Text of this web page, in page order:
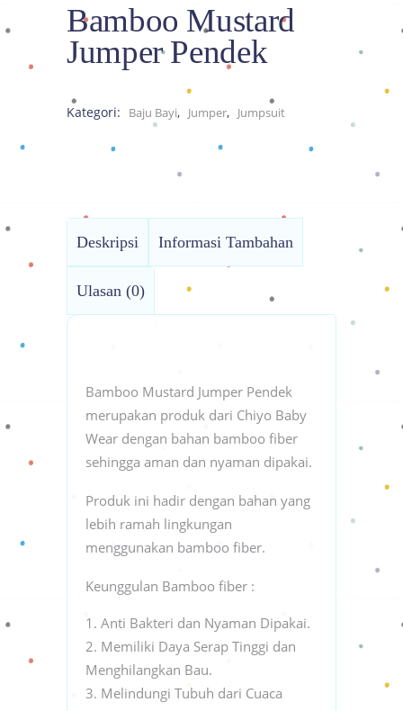
Bamboo Mustard
Jumper Pendek
Kategori: Baju Bayi, Jumper, Jumpsuit
Deskripsi Informasi Tambahan
Ulasan (0)
Bamboo Mustard Jumper Pendek
merupakan produk dari Chiyo Baby
Wear dengan bahan bamboo fiber
sehingga aman dan nyaman dipakai.
Produk ini hadir dengan bahan yang
lebih ramah lingkungan
menggunakan bamboo fiber.
Keunggulan Bamboo fiber :
Anti Bakteri dan Nyaman Dipakai.
Memiliki Daya Serap Tinggi dan
Menghilangkan Bau.
Melindungi Tubuh dari Cuaca